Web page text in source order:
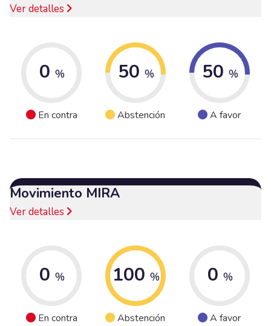
Ver detalles
0 %
En contra
50 %
Abstención
50 %
A favor
Movimiento MIRA
Ver detalles
0 %
En contra
100 %
Abstención
0 %
A favor